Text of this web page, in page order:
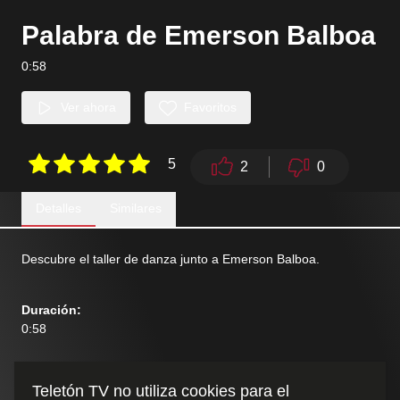
Palabra de Emerson Balboa
0:58
5 2 0
Descubre el taller de danza junto a Emerson Balboa.
Duración:
0:58
Teletón TV no utiliza cookies para el